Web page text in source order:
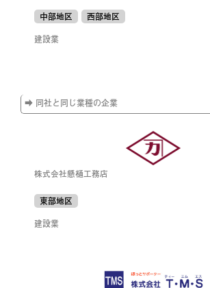
中部地区
西部地区
建設業
➡ 同社と同じ業種の企業
株式会社懸樋工務店
東部地区
建設業